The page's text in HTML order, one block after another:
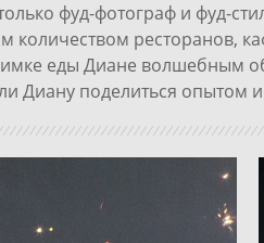
фуд-фотограф и фуд-
количеством ресторанов,
еды Диане волшебным
Диану поделиться опытом